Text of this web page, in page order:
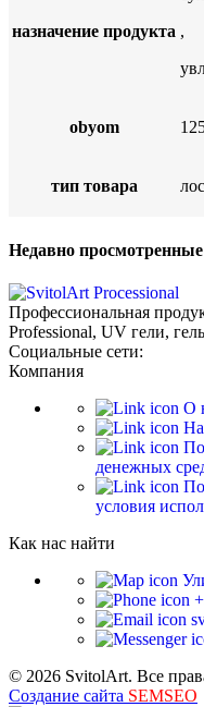
назначение продукта ,
obyom
тип товара
Недавно
Профессиональная
Professional, UV гели,
Социальные сети:
Компания
О
денежных
условия
Как нас найти
© 2026 SvitolArt. Все
Создание сайта SEMSEO